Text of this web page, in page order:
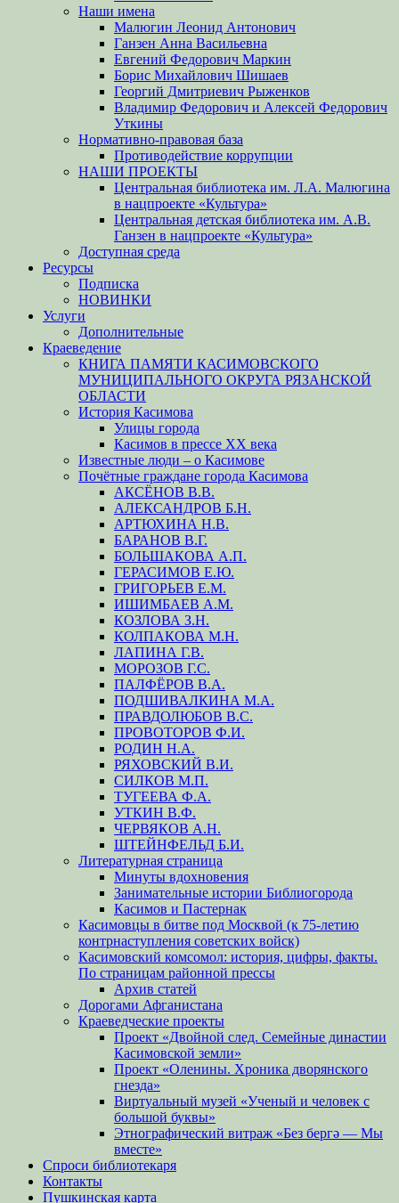
Наши имена
Малюгин Леонид Антонович
Ганзен Анна Васильевна
Евгений Федорович Маркин
Борис Михайлович Шишаев
Георгий Дмитриевич Рыженков
Владимир Федорович и Алексей Федорович
Уткины
Нормативно-правовая база
Противодействие коррупции
НАШИ ПРОЕКТЫ
Центральная библиотека им. Л.А. Малюгина
в нацпроекте «Культура»
Центральная детская библиотека им. А.В.
Ганзен в нацпроекте «Культура»
Доступная среда
Ресурсы
Подписка
НОВИНКИ
Услуги
Дополнительные
Краеведение
КНИГА ПАМЯТИ КАСИМОВСКОГО
МУНИЦИПАЛЬНОГО ОКРУГА РЯЗАНСКОЙ
ОБЛАСТИ
История Касимова
Улицы города
Касимов в прессе XX века
Известные люди – о Касимове
Почётные граждане города Касимова
АКСЁНОВ В.В.
АЛЕКСАНДРОВ Б.Н.
АРТЮХИНА Н.В.
БАРАНОВ В.Г.
БОЛЬШАКОВА А.П.
ГЕРАСИМОВ Е.Ю.
ГРИГОРЬЕВ Е.М.
ИШИМБАЕВ А.М.
КОЗЛОВА З.Н.
КОЛПАКОВА М.Н.
ЛАПИНА Г.В.
МОРОЗОВ Г.С.
ПАЛФЁРОВ В.А.
ПОДШИВАЛКИНА М.А.
ПРАВДОЛЮБОВ В.С.
ПРОВОТОРОВ Ф.И.
РОДИН Н.А.
РЯХОВСКИЙ В.И.
СИЛКОВ М.П.
ТУГЕЕВА Ф.А.
УТКИН В.Ф.
ЧЕРВЯКОВ А.Н.
ШТЕЙНФЕЛЬД Б.И.
Литературная страница
Минуты вдохновения
Занимательные истории Библиогорода
Касимов и Пастернак
Касимовцы в битве под Москвой (к 75-летию
контрнаступления советских войск)
Касимовский комсомол: история, цифры, факты.
По страницам районной прессы
Архив статей
Дорогами Афганистана
Краеведческие проекты
Проект «Двойной след. Семейные династии
Касимовской земли»
Проект «Оленины. Хроника дворянского
гнезда»
Виртуальный музей «Ученый и человек с
большой буквы»
Этнографический витраж «Без бергə — Мы
вместе»
Спроси библиотекаря
Контакты
Пушкинская карта